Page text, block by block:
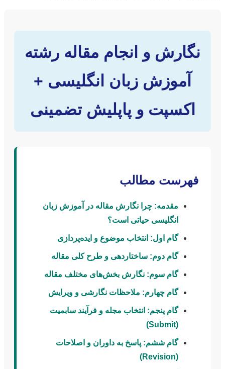
نگارش و انجام مقاله رشته
آموزش زبان انگلیسی +
اکسپت و پاپلیش تضمینی
فهرست مطالب
مقدمه: چرا نگارش مقاله در آموزش زبان
انگلیسی حیاتی است؟
گام اول: انتخاب موضوع و ایده‌پردازی
گام دوم: ساختاردهی و طرح کلی مقاله
گام سوم: نگارش بخش‌های مختلف مقاله
گام چهارم: ملاحظات نگارشی و ویرایش
گام پنجم: انتخاب مجله و فرآیند سابمیت
گام ششم: پاسخ به داوران و اصلاحات